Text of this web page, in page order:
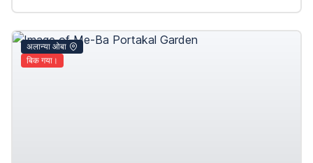
अलान्या ओबा
बिक गया।